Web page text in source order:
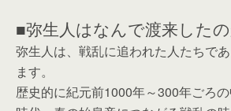
■弥生人はなんで渡来した
弥生人は、戦乱に追われた人たちで
ます。
歴史的に紀元前1000年～300年ごろ